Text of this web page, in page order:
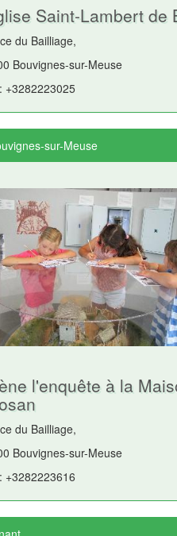
Saint-Lambert de
du Bailliage,
Bouvignes-sur-Meuse
+3282223025
sur-Meuse
l'enquête à la
du Bailliage,
Bouvignes-sur-Meuse
+3282223616